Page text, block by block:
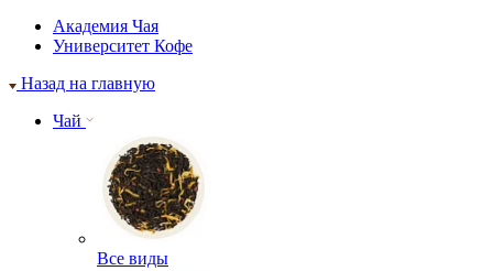
Академия Чая
Университет Кофе
Назад на главную
Чай
Все виды